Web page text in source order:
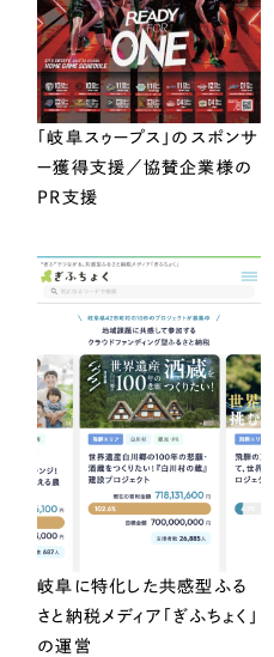
「岐阜スゥープス」のスポンサ
ー獲得支援／協賛企業様の
PR支援
岐阜に特化した共感型ふる
さと納税メディア「ぎふちょく」
の運営